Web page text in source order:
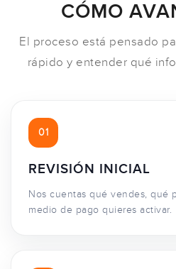
CÓMO
El proceso está pensado
rápido y entender qué
01
REVISIÓN INICIAL
Nos cuentas qué vendes, qué
medio de pago quieres activar.